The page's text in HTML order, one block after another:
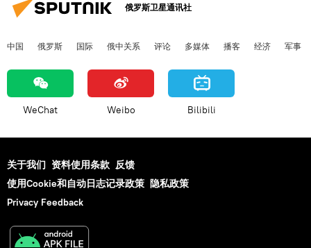
俄罗斯卫星通讯社
中国 俄罗斯 国际 俄中关系 评论 多媒体 播客 经济 军事
WeChat Weibo Bilibili
关于我们 资料使用条款 反馈
使用Cookie和自动日志记录政策 隐私政策
Privacy Feedback